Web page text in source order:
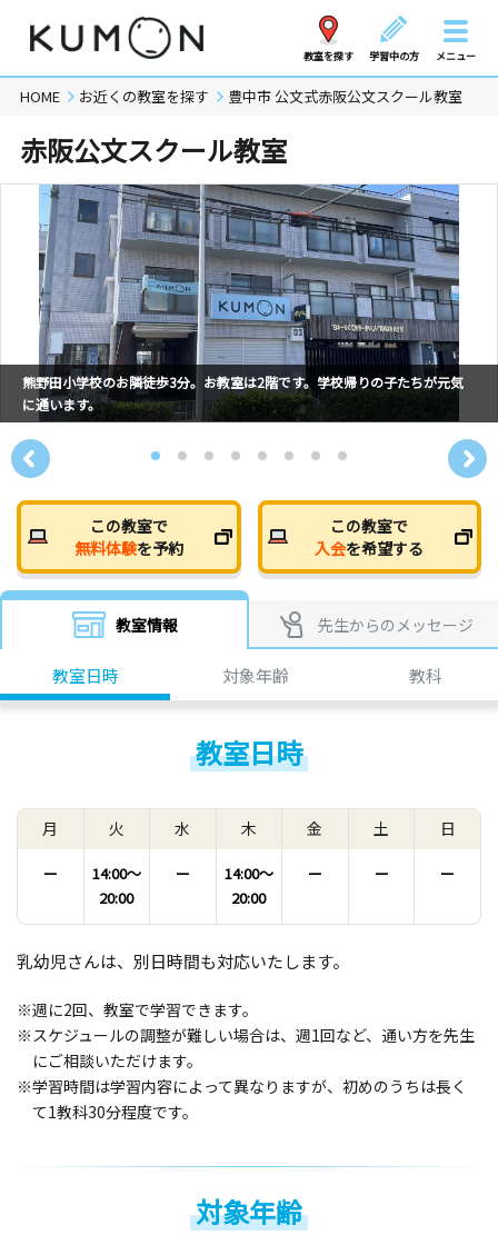
教室を探す 学習中の方 メニュー
HOME お近くの教室を探す 豊中市 公文式赤阪公文スクール教室
赤阪公文スクール教室
熊野田小学校のお隣徒歩3分。お教室は2階です。学校帰りの子たちが元気
に通います。
この教室で
無料体験を予約
この教室で
入会を希望する
教室情報 先生からのメッセージ
教室日時 対象年齢 教科
教室日時
月
ー
火
14:00〜
20:00
水
ー
木
14:00〜
20:00
金
ー
土
ー
日
ー
乳幼児さんは、別日時間も対応いたします。
※週に2回、教室で学習できます。
※スケジュールの調整が難しい場合は、週1回など、通い方を先生
にご相談いただけます。
※学習時間は学習内容によって異なりますが、初めのうちは長く
て1教科30分程度です。
対象年齢